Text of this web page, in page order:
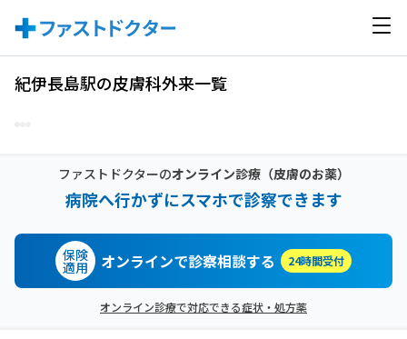
紀伊長島駅の皮膚科外来一覧
ファストドクターのオンライン診療（皮膚のお薬）
病院へ行かずにスマホで診察できます
保険
適用 オンラインで診察相談する 24時間受付
オンライン診療で対応できる症状・処方薬